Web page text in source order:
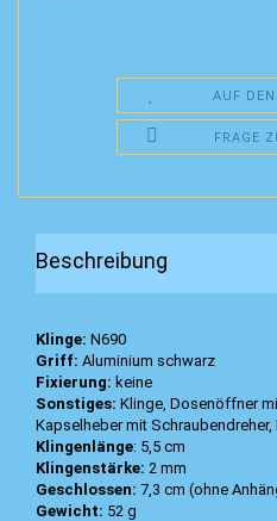
AUF
FRAGE
Beschreibung
Klinge: N690
Griff: Aluminium schwarz
Fixierung: keine
Sonstiges: Klinge, Dosenöffner
Kapselheber mit
Klingenlänge: 5,5 cm
Klingenstärke: 2 mm
Geschlossen: 7,3 cm (ohne
Gewicht: 52 g